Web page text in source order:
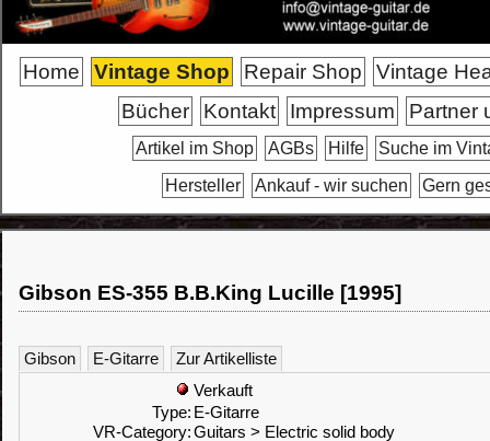
Home Vintage Shop Repair Shop
Vintage
Bücher
Kontakt Impressum Partner
Artikel im Shop AGBs Hilfe
Suche im
Hersteller
Ankauf - wir suchen Gern
Gibson ES-355 B.B.King Lucille [1995]
Gibson E-Gitarre
Zur Artikelliste
Verkauft
Type: E-Gitarre
VR-Category:Guitars > Electric solid body